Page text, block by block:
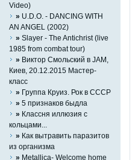
Video)
» U.D.O. - DANCING WITH
AN ANGEL (2002)
» Slayer - The Antichrist (live
1985 from combat tour)
» Виктор Смольский в JAM,
Киев, 20.12.2015 Мастер-
класс
» Группа Круиз. Рок в СССР
» 5 признаков быдла
» Классня иллюзия с
кольцами...
» Как вытравить паразитов
из организма
» Metallica- Welcome home